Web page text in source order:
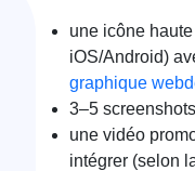
une icône
iOS/Android)
graphique
3–5
une vidéo
intégrer (selon